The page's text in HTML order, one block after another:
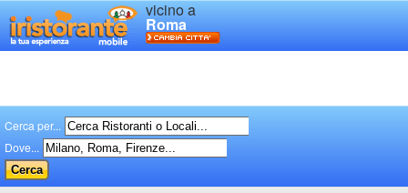
vicino a
Roma
Cerca per...
Dove...